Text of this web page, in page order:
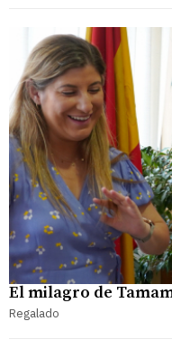
El milagro de
Regalado